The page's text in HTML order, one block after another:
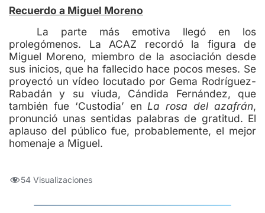
Recuerdo a Miguel Moreno
La parte más emotiva llegó en los
prolegómenos. La ACAZ recordó la figura de
Miguel Moreno, miembro de la asociación desde
sus inicios, que ha fallecido hace pocos meses. Se
proyectó un vídeo locutado por Gema Rodríguez-
Rabadán y su viuda, Cándida Fernández, que
también fue ‘Custodia’ en La rosa del azafrán,
pronunció unas sentidas palabras de gratitud. El
aplauso del público fue, probablemente, el mejor
homenaje a Miguel.
54 Visualizaciones